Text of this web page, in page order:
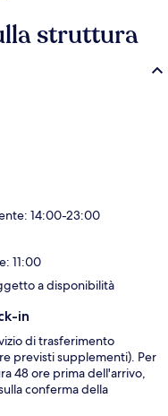
struttura
14:00-23:00
11:00
a disponibilità
in
di trasferimento
previsti supplementi). Per
48 ore prima dell'arrivo,
conferma della